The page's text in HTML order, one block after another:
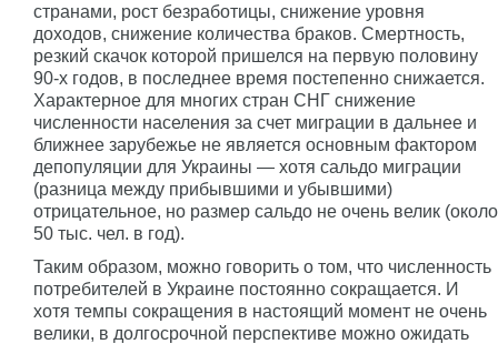
странами, рост безработицы, снижение уровня
доходов, снижение количества браков. Смертность,
резкий скачок которой пришелся на первую половину
90-х годов, в последнее время постепенно снижается.
Характерное для многих стран СНГ снижение
численности населения за счет миграции в дальнее и
ближнее зарубежье не является основным фактором
депопуляции для Украины — хотя сальдо миграции
(разница между прибывшими и убывшими)
отрицательное, но размер сальдо не очень велик (около
50 тыс. чел. в год).
Таким образом, можно говорить о том, что численность
потребителей в Украине постоянно сокращается. И
хотя темпы сокращения в настоящий момент не очень
велики, в долгосрочной перспективе можно ожидать